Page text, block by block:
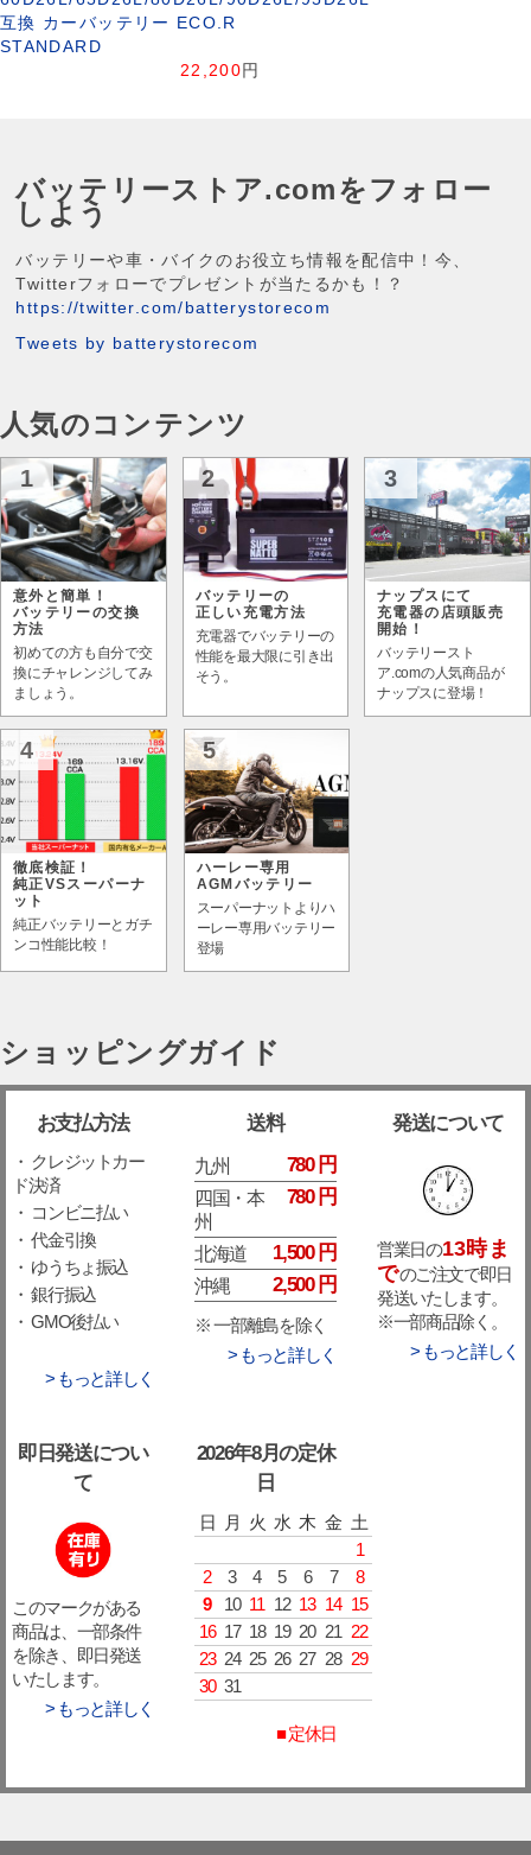
互換 カーバッテリー ECO.R
STANDARD
22,200 円
バッテリーストア.comをフォロー
しよう
バッテリーや車・バイクのお役立ち情報を配信中！今、
Twitterフォローでプレゼントが当たるかも！？
https://twitter.com/batterystorecom
Tweets by batterystorecom
人気のコンテンツ
1
意外と簡単！
バッテリーの交換
方法
初めての方も自分で交
換にチャレンジしてみ
ましょう。
2
バッテリーの
正しい充電方法
充電器でバッテリーの
性能を最大限に引き出
そう。
3
ナップスにて
充電器の店頭販売
開始！
バッテリースト
ア.comの人気商品が
ナップスに登場！
4
徹底検証！
純正VSスーパーナ
ット
純正バッテリーとガチ
ンコ性能比較！
5
ハーレー専用
AGMバッテリー
スーパーナットよりハ
ーレー専用バッテリー
登場
ショッピングガイド
お支払方法
・ クレジットカー
ド決済
・ コンビニ払い
・ 代金引換
・ ゆうちょ振込
・ 銀行振込
・ GMO後払い
> もっと詳しく
送料
九州 780 円
四国・本
州
780 円
北海道 1,500 円
沖縄 2,500 円
※ 一部離島を除く
> もっと詳しく
発送について
営業日の13時ま
でのご注文で即日
発送いたします。
※一部商品除く。
> もっと詳しく
即日発送につい
て
このマークがある
商品は、一部条件
を除き、即日発送
いたします。
> もっと詳しく
2026年8月の定休
日
日 月 火 水 木 金 土
1
2
3 4 5 6 7
8
9
10 11 12 13 14 15
16 17 18 19 20 21 22
23 24 25 26 27 28 29
30 31
■ 定休日